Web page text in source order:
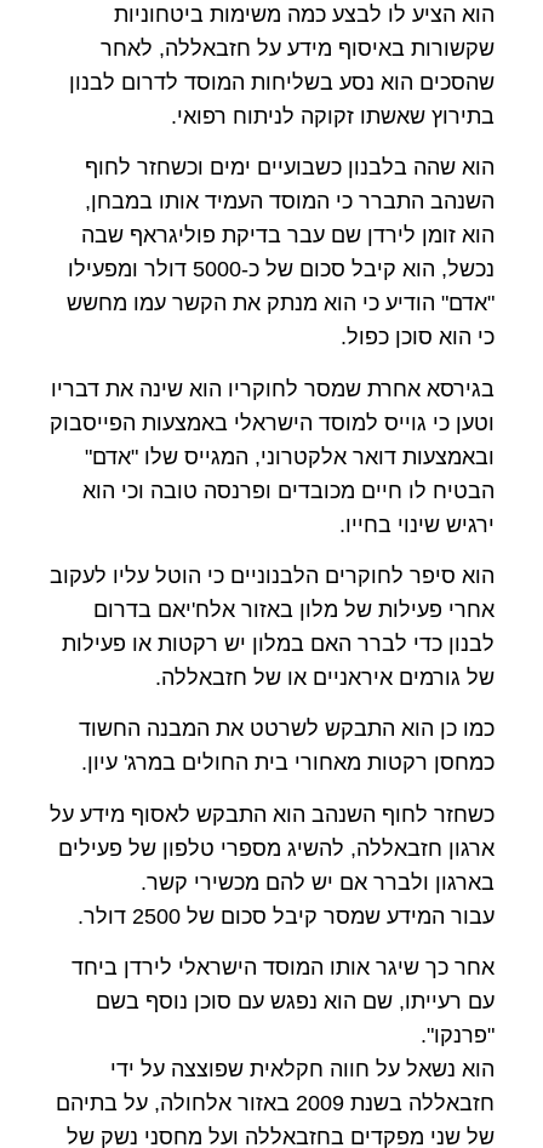
הוא הציע לו לבצע כמה משימות ביטחוניות
שקשורות באיסוף מידע על חזבאללה, לאחר
שהסכים הוא נסע בשליחות המוסד לדרום לבנון
בתירוץ שאשתו זקוקה לניתוח רפואי.
הוא שהה בלבנון כשבועיים ימים וכשחזר לחוף
השנהב התברר כי המוסד העמיד אותו במבחן,
הוא זומן לירדן שם עבר בדיקת פוליגראף שבה
נכשל, הוא קיבל סכום של כ-5000 דולר ומפעילו
"אדם" הודיע כי הוא מנתק את הקשר עמו מחשש
כי הוא סוכן כפול.
בגירסא אחרת שמסר לחוקריו הוא שינה את דבריו
וטען כי גוייס למוסד הישראלי באמצעות הפייסבוק
ובאמצעות דואר אלקטרוני, המגייס שלו "אדם"
הבטיח לו חיים מכובדים ופרנסה טובה וכי הוא
ירגיש שינוי בחייו.
הוא סיפר לחוקרים הלבנוניים כי הוטל עליו לעקוב
אחרי פעילות של מלון באזור אלח'יאם בדרום
לבנון כדי לברר האם במלון יש רקטות או פעילות
של גורמים איראניים או של חזבאללה.
כמו כן הוא התבקש לשרטט את המבנה החשוד
כמחסן רקטות מאחורי בית החולים במרג' עיון.
כשחזר לחוף השנהב הוא התבקש לאסוף מידע על
ארגון חזבאללה, להשיג מספרי טלפון של פעילים
בארגון ולברר אם יש להם מכשירי קשר.
עבור המידע שמסר קיבל סכום של 2500 דולר.
אחר כך שיגר אותו המוסד הישראלי לירדן ביחד
עם רעייתו, שם הוא נפגש עם סוכן נוסף בשם
"פרנקו".
הוא נשאל על חווה חקלאית שפוצצה על ידי
חזבאללה בשנת 2009 באזור אלחולה, על בתיהם
של שני מפקדים בחזבאללה ועל מחסני נשק של